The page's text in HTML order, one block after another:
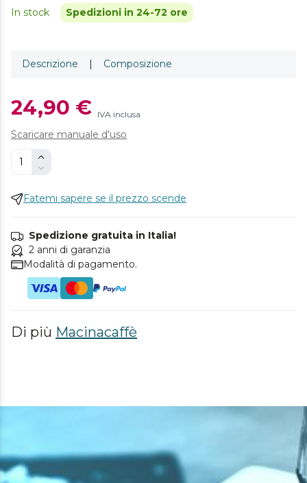
In stock Spedizioni in 24-72 ore
Descrizione | Composizione
24,90 € IVA inclusa
Scaricare manuale d'uso
Fatemi sapere se il prezzo scende
Spedizione gratuita in Italia!
2 anni di garanzia
Modalità di pagamento.
Di più Macinacaffè